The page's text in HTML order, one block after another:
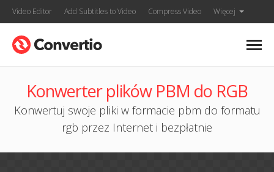
Video Editor Add Subtitles to Video Compress Video Więcej
Konwerter plików PBM do RGB
Konwertuj swoje pliki w formacie pbm do formatu
rgb przez Internet i bezpłatnie